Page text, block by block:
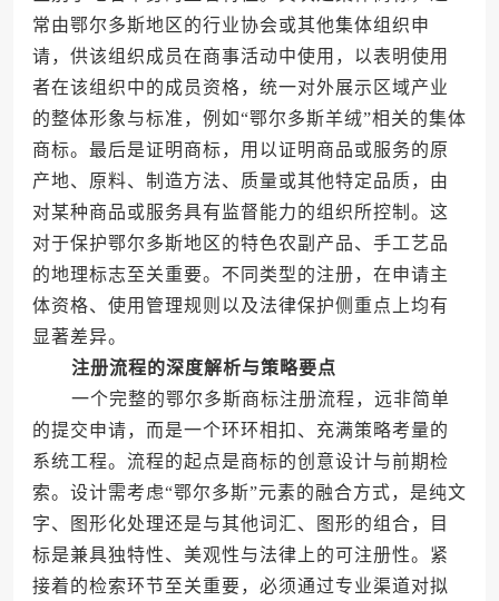
常由鄂尔多斯地区的行业协会或其他集体组织申
请，供该组织成员在商事活动中使用，以表明使用
者在该组织中的成员资格，统一对外展示区域产业
的整体形象与标准，例如“鄂尔多斯羊绒”相关的集体
商标。最后是证明商标，用以证明商品或服务的原
产地、原料、制造方法、质量或其他特定品质，由
对某种商品或服务具有监督能力的组织所控制。这
对于保护鄂尔多斯地区的特色农副产品、手工艺品
的地理标志至关重要。不同类型的注册，在申请主
体资格、使用管理规则以及法律保护侧重点上均有
显著差异。
注册流程的深度解析与策略要点
一个完整的鄂尔多斯商标注册流程，远非简单
的提交申请，而是一个环环相扣、充满策略考量的
系统工程。流程的起点是商标的创意设计与前期检
索。设计需考虑“鄂尔多斯”元素的融合方式，是纯文
字、图形化处理还是与其他词汇、图形的组合，目
标是兼具独特性、美观性与法律上的可注册性。紧
接着的检索环节至关重要，必须通过专业渠道对拟